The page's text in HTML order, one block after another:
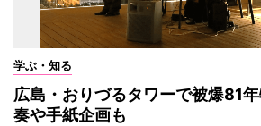
学ぶ・知る
広島・おりづるタワーで被爆81
奏や手紙企画も